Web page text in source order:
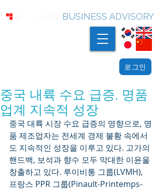
BUSINESS ADVISORY
로그인
중국 내륙 수요 급증, 명품
업계 지속적 성장
중국 대륙 시장 수요 급증의 영향으로, 명
품 제조업자는 전세계 경제 불황 속에서
도 지속적인 성장을 이루고 있다. 고가의
핸드백, 보석과 향수 모두 막대한 이윤울
창출하고 있다. 루이비통 그룹(LVMH),
프랑스 PPR 그룹(Pinault-Printemps-